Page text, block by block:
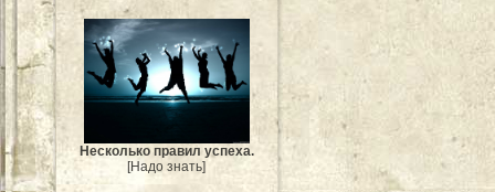
Несколько правил успеха.
[Надо знать]